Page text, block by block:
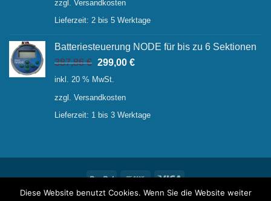
zzgl. Versandkosten
Lieferzeit: 2 bis 5 Werktage
Batteriesteuerung NODE für bis zu 6 Sektionen
387,86€ Ursprünglicher
Preis
387,86 €
299,00 €Aktueller
inkl. 20 % MwSt.
zzgl. Versandkosten
Lieferzeit: 1 bis 3 Werktage
PayPal
Bank
Transfer
Visa
Diese Website benutzt Cookies. Wenn Sie die Website weiter